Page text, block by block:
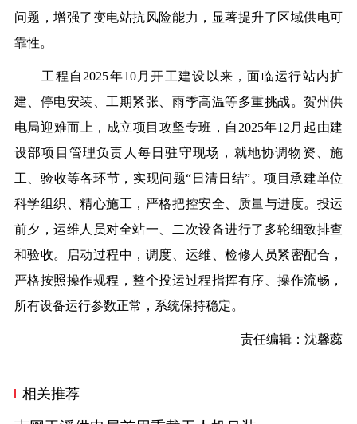
问题，增强了变电站抗风险能力，显著提升了区域供电可
靠性。
工程自2025年10月开工建设以来，面临运行站内扩
建、停电安装、工期紧张、雨季高温等多重挑战。贺州供
电局迎难而上，成立项目攻坚专班，自2025年12月起由建
设部项目管理负责人每日驻守现场，就地协调物资、施
工、验收等各环节，实现问题“日清日结”。项目承建单位
科学组织、精心施工，严格把控安全、质量与进度。投运
前夕，运维人员对全站一、二次设备进行了多轮细致排查
和验收。启动过程中，调度、运维、检修人员紧密配合，
严格按照操作规程，整个投运过程指挥有序、操作流畅，
所有设备运行参数正常，系统保持稳定。
责任编辑：沈馨蕊
相关推荐